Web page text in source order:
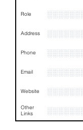
Role
Address
Phone
Email
Website
Other
Links